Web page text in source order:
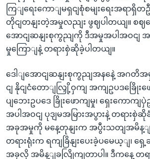
ကြျရေးကောျမရှငျစုံစမျးရေးအရာ
တိုငျတနျးတဲ့အမှုလညျး ဖွဈပါတယျ။ စဈက
အောငျဆနျးစုကွညျကို ဒီအမှုအပါအဝငျ အ
မှုကြောျနဲ့ တရားစှဲဆိုခဲ့ပါတယျ။
ဒေါျအောငျဆနျးစုကွညျအနနေဲ့ အဂတိအ
ငျ နိုငျငံတောျလြှို့ဝှကျ အကျဥပဒခြေိုး
ပျဘေးဥပဒေ ခြိုးဖောကျမှု၊ ရှေးကောကျပှဲ
အပါအဝငျ ပုဒျမအမြားအပွားနဲ့ တရားစှဲ
အခုအမှုကို မနေ့တုနျးက အပွီးသတျအမိန့
တရားရုံးက ရကျခြိနျးပေးခဲ့ပမေယ့ျ၊ ရှေ့
အခုလို အမိန့ျခလြိုကျတာပါ။ ဒီကနေ့ တရာ